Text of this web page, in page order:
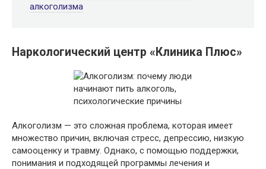
алкоголизма
Наркологический центр «Клиника Плюс»
Алкоголизм — это сложная проблема, которая имеет
множество причин, включая стресс, депрессию, низкую
самооценку и травму. Однако, с помощью поддержки,
понимания и подходящей программы лечения и